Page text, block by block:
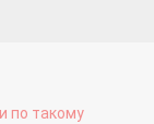
по такому